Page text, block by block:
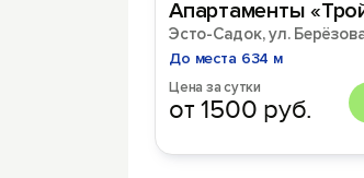
Апартаменты
Эсто-Садок, ул.
До места 634 м
Цена за сутки
от 1500 руб.